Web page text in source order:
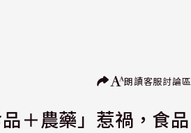
朗讀客服討論區
＋農藥」惹禍，食品